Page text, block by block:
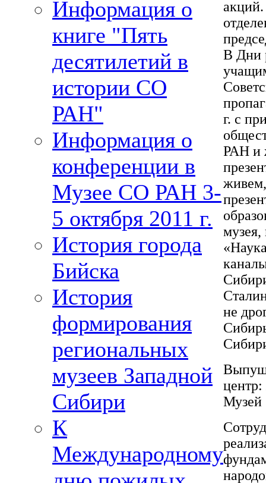
Информация о
книге "Пять
десятилетий в
истории СО
РАН"
Информация о
конференции в
Музее СО РАН 3-
5 октября 2011 г.
История города
Бийска
История
формирования
региональных
музеев Западной
Сибири
К
Международному
В Дни
г. с
РАН и
музея,
не
Музей